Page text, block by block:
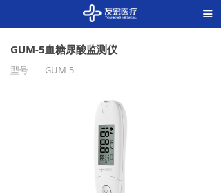
끀
GUM-5血糖尿酸监测仪
型号 GUM-5